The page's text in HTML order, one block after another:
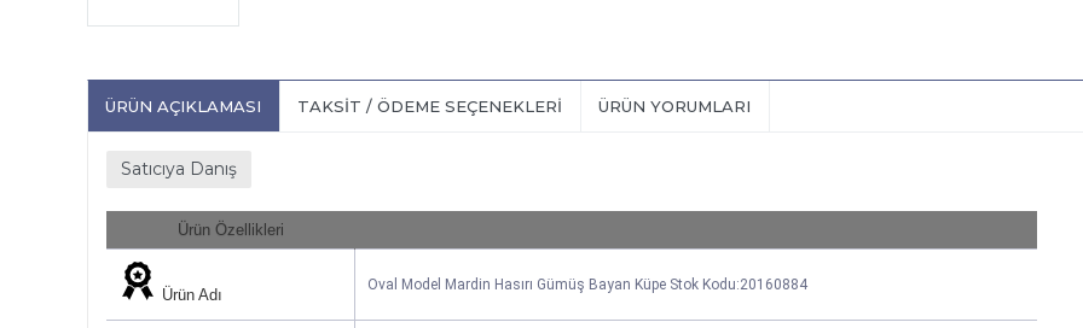
ÜRÜN AÇIKLAMASI TAKSIT / ÖDEME SEÇENEKLERI ÜRÜN YORUMLARI
Satıcıya Danış
Ürün Özellikleri
Ürün Adı
Oval Model Mardin Hasırı Gümüş Bayan Küpe Stok Kodu:20160884